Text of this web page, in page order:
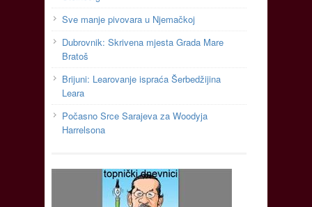
Sve manje pivovara u Njemačkoj
Dubrovnik: Skrivena mjesta Grada Mare
Bratoš
Brijuni: Learovanje ispraća Šerbedžijina
Leara
Počasno Srce Sarajeva za Woodyja
Harrelsona